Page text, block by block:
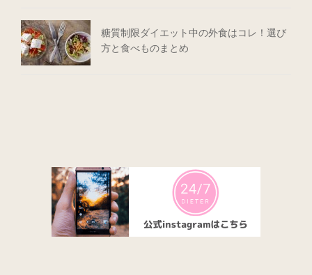
糖質制限ダイエット中の外食はコレ！選び
方と食べものまとめ